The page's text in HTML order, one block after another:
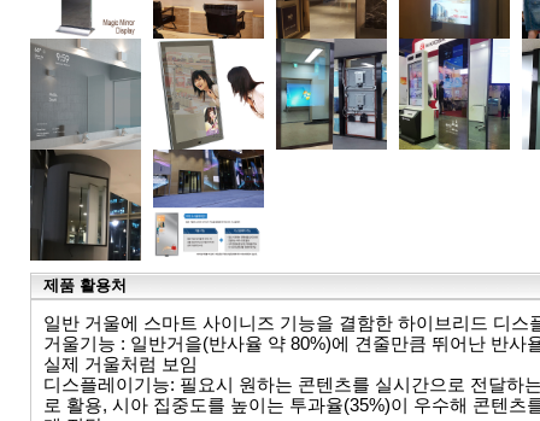
제품 활용처
일반 거울에 스마트 사이니즈 기능을 결함한 하이브리드 디스
거울기능 : 일반거을(반사율 약 80%)에 견줄만큼 뛰어난 반사
실제 거울처럼 보임
디스플레이기능: 필요시 원하는 콘텐츠를 실시간으로 전달하
로 활용, 시아 집중도를 높이는 투과율(35%)이 우수해 콘텐츠